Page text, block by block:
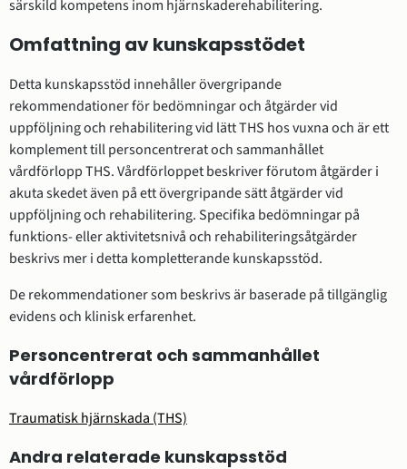
särskild kompetens inom hjärnskaderehabilitering.
Omfattning av kunskapsstödet
Detta kunskapsstöd innehåller övergripande
rekommendationer för bedömningar och åtgärder vid
uppföljning och rehabilitering vid lätt THS hos vuxna och är ett
komplement till personcentrerat och sammanhållet
vårdförlopp THS. Vårdförloppet beskriver förutom åtgärder i
akuta skedet även på ett övergripande sätt åtgärder vid
uppföljning och rehabilitering. Specifika bedömningar på
funktions- eller aktivitetsnivå och rehabiliteringsåtgärder
beskrivs mer i detta kompletterande kunskapsstöd.
De rekommendationer som beskrivs är baserade på tillgänglig
evidens och klinisk erfarenhet.
Personcentrerat och sammanhållet
vårdförlopp
Traumatisk hjärnskada (THS)
Andra relaterade kunskapsstöd